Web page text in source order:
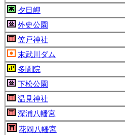
夕日岬
外史公園
笠戸神社
末武川ダム
多聞院
下松公園
温見神社
深浦八幡宮
花岡八幡宮